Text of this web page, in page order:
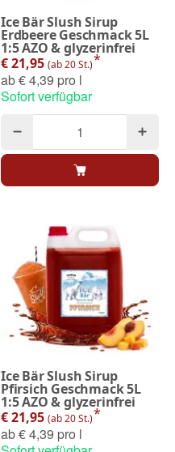
Ice Bär Slush Sirup
Erdbeere Geschmack 5L
1:5 AZO & glyzerinfrei
€ 21,95 (ab 20 St.)*
ab€ 4,39 pro l
Sofort verfügbar
Ice Bär Slush Sirup
Pfirsich Geschmack 5L
1:5 AZO & glyzerinfrei
€ 21,95 (ab 20 St.)*
ab€ 4,39 pro l